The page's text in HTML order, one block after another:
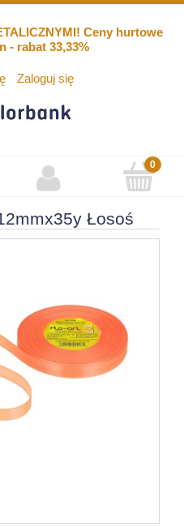
Ceny hurtowe
- rabat 33,33%
Zaloguj się
Łosoś